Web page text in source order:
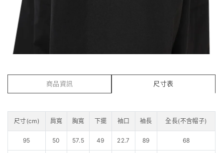
商品資訊 尺寸表
尺寸(cm) 肩寬 胸寬 下擺 袖口 袖長 全長(不含帽子)
95 50 57.5 49 22.7 89 68